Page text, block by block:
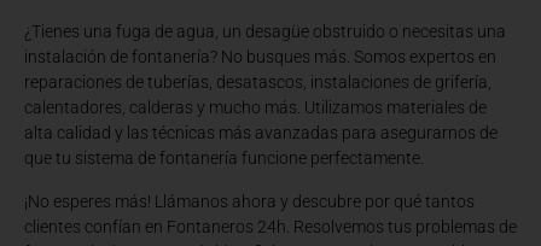
¿Tienes una fuga de agua, un desagüe obstruido o necesitas una
instalación de fontanería? No busques más. Somos expertos en
reparaciones de tuberías, desatascos, instalaciones de grifería,
calentadores, calderas y mucho más. Utilizamos materiales de
alta calidad y las técnicas más avanzadas para asegurarnos de
que tu sistema de fontanería funcione perfectamente.
¡No esperes más! Llámanos ahora y descubre por qué tantos
clientes confían en Fontaneros 24h. Resolvemos tus problemas de